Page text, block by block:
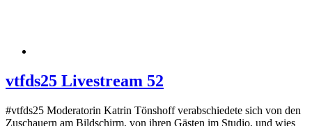
vtfds25 Livestream 52
#vtfds25 Moderatorin Katrin Tönshoff verabschiedete sich von den
Zuschauern am Bildschirm, von ihren Gästen im Studio, und wies